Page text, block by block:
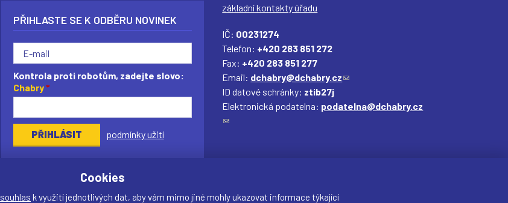
PŘIHLASTE SE K ODBĚRU NOVINEK
Kontrola proti robotům, zadejte slovo:
Chabry*
podmínky užití
základní kontakty úřadu
IČ: 00231274
Telefon: +420 283 851 272
Fax: +420 283 851 277
Email: dchabry@dchabry.cz(
d
ID datové schránky: ztib27j
Elektronická podatelna: podatelna@dchabry.cz
(
z
Cookies
souhlas k využití jednotlivých dat, aby vám mimo jiné mohly ukazovat informace týkající